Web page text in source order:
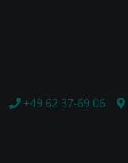
+49 62 37-69 06